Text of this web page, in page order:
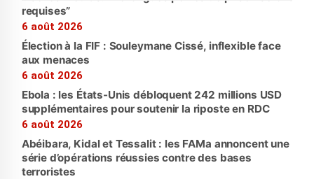
requises”
6 août 2026
Élection à la FIF : Souleymane Cissé, inflexible face
aux menaces
6 août 2026
Ebola : les États-Unis débloquent 242 millions USD
supplémentaires pour soutenir la riposte en RDC
6 août 2026
Abéibara, Kidal et Tessalit : les FAMa annoncent une
série d’opérations réussies contre des bases
terroristes